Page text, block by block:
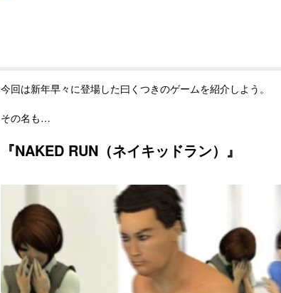
今回は新年早々に登場した曰くつきのゲームを紹介しよう。
その名も…
『NAKED RUN（ネイキッドラン）』